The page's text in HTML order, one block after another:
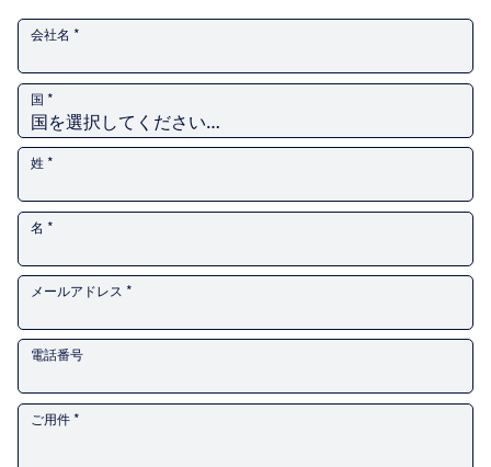
会社名 *
国 *
姓 *
名 *
メールアドレス *
電話番号
ご用件 *